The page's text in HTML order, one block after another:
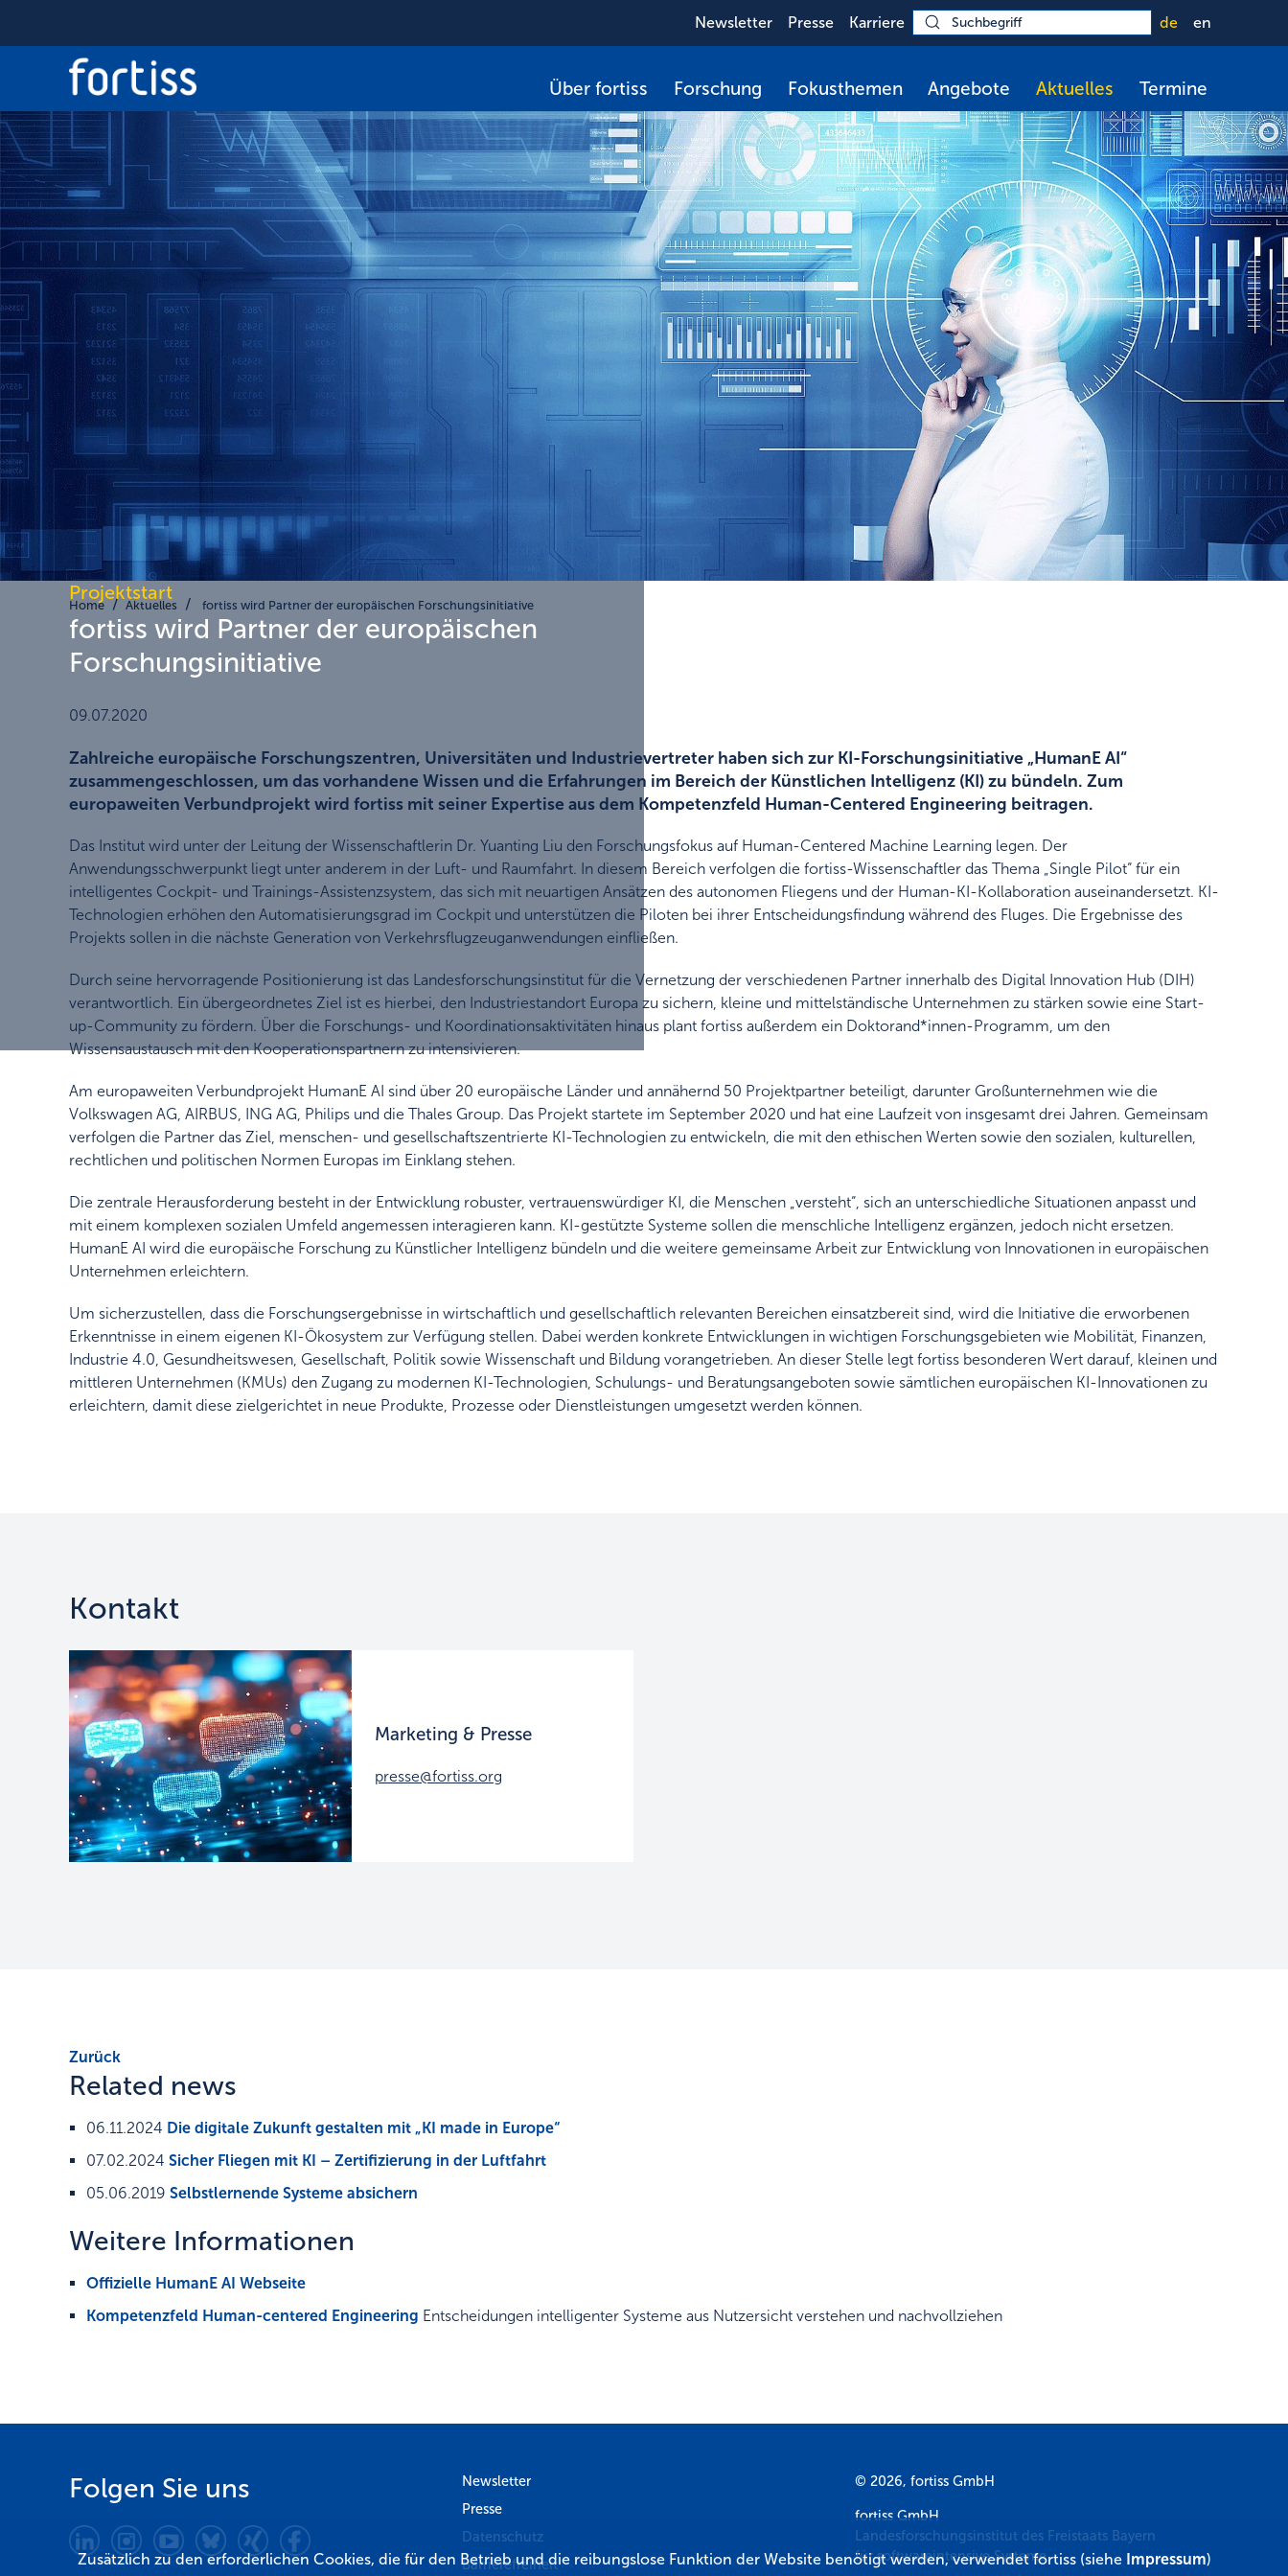
Newsletter Presse Karriere de en
Über fortiss Forschung Fokusthemen Angebote Aktuelles Termine
Projektstart
fortiss wird Partner der europäischen
Forschungsinitiative
Home Aktuelles fortiss wird Partner der europäischen Forschungsinitiative
09.07.2020
Zahlreiche europäische Forschungszentren, Universitäten und Industrievertreter haben sich zur KI-Forschungsinitiative „HumanE AI“
zusammengeschlossen, um das vorhandene Wissen und die Erfahrungen im Bereich der Künstlichen Intelligenz (KI) zu bündeln. Zum
europaweiten Verbundprojekt wird fortiss mit seiner Expertise aus dem Kompetenzfeld Human-Centered Engineering beitragen.
Das Institut wird unter der Leitung der Wissenschaftlerin Dr. Yuanting Liu den Forschungsfokus auf Human-Centered Machine Learning legen. Der
Anwendungsschwerpunkt liegt unter anderem in der Luft- und Raumfahrt. In diesem Bereich verfolgen die fortiss-Wissenschaftler das Thema „Single Pilot“ für ein
intelligentes Cockpit- und Trainings-Assistenzsystem, das sich mit neuartigen Ansätzen des autonomen Fliegens und der Human-KI-Kollaboration auseinandersetzt. KI-
Technologien erhöhen den Automatisierungsgrad im Cockpit und unterstützen die Piloten bei ihrer Entscheidungsfindung während des Fluges. Die Ergebnisse des
Projekts sollen in die nächste Generation von Verkehrsflugzeuganwendungen einfließen.
Durch seine hervorragende Positionierung ist das Landesforschungsinstitut für die Vernetzung der verschiedenen Partner innerhalb des Digital Innovation Hub (DIH)
verantwortlich. Ein übergeordnetes Ziel ist es hierbei, den Industriestandort Europa zu sichern, kleine und mittelständische Unternehmen zu stärken sowie eine Start-
up-Community zu fördern. Über die Forschungs- und Koordinationsaktivitäten hinaus plant fortiss außerdem ein Doktorand*innen-Programm, um den
Wissensaustausch mit den Kooperationspartnern zu intensivieren.
Am europaweiten Verbundprojekt HumanE AI sind über 20 europäische Länder und annähernd 50 Projektpartner beteiligt, darunter Großunternehmen wie die
Volkswagen AG, AIRBUS, ING AG, Philips und die Thales Group. Das Projekt startete im September 2020 und hat eine Laufzeit von insgesamt drei Jahren. Gemeinsam
verfolgen die Partner das Ziel, menschen- und gesellschaftszentrierte KI-Technologien zu entwickeln, die mit den ethischen Werten sowie den sozialen, kulturellen,
rechtlichen und politischen Normen Europas im Einklang stehen.
Die zentrale Herausforderung besteht in der Entwicklung robuster, vertrauenswürdiger KI, die Menschen „versteht“, sich an unterschiedliche Situationen anpasst und
mit einem komplexen sozialen Umfeld angemessen interagieren kann. KI-gestützte Systeme sollen die menschliche Intelligenz ergänzen, jedoch nicht ersetzen.
HumanE AI wird die europäische Forschung zu Künstlicher Intelligenz bündeln und die weitere gemeinsame Arbeit zur Entwicklung von Innovationen in europäischen
Unternehmen erleichtern.
Um sicherzustellen, dass die Forschungsergebnisse in wirtschaftlich und gesellschaftlich relevanten Bereichen einsatzbereit sind, wird die Initiative die erworbenen
Erkenntnisse in einem eigenen KI-Ökosystem zur Verfügung stellen. Dabei werden konkrete Entwicklungen in wichtigen Forschungsgebieten wie Mobilität, Finanzen,
Industrie 4.0, Gesundheitswesen, Gesellschaft, Politik sowie Wissenschaft und Bildung vorangetrieben. An dieser Stelle legt fortiss besonderen Wert darauf, kleinen und
mittleren Unternehmen (KMUs) den Zugang zu modernen KI-Technologien, Schulungs- und Beratungsangeboten sowie sämtlichen europäischen KI-Innovationen zu
erleichtern, damit diese zielgerichtet in neue Produkte, Prozesse oder Dienstleistungen umgesetzt werden können.
Kontakt
Marketing & Presse
presse@fortiss.org
Zurück
Related news
06.11.2024 Die digitale Zukunft gestalten mit „KI made in Europe“
07.02.2024 Sicher Fliegen mit KI – Zertifizierung in der Luftfahrt
05.06.2019 Selbstlernende Systeme absichern
Weitere Informationen
Offizielle HumanE AI Webseite
Kompetenzfeld Human-centered Engineering Entscheidungen intelligenter Systeme aus Nutzersicht verstehen und nachvollziehen
Folgen Sie uns
Newsletter
Presse
Datenschutz
Barrierefreiheit
© 2026, fortiss GmbH
fortiss GmbH
Landesforschungsinstitut des Freistaats Bayern
für softwareintensive Systeme
Zusätzlich zu den erforderlichen Cookies, die für den Betrieb und die reibungslose Funktion der Website benötigt werden, verwendet fortiss (siehe Impressum)